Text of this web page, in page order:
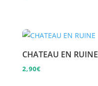
CHATEAU EN RUINE
2,90€